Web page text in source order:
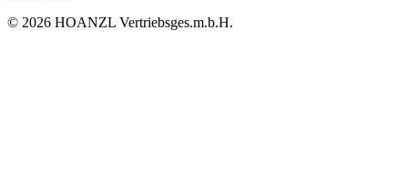
© 2026 HOANZL Vertriebsges.m.b.H.